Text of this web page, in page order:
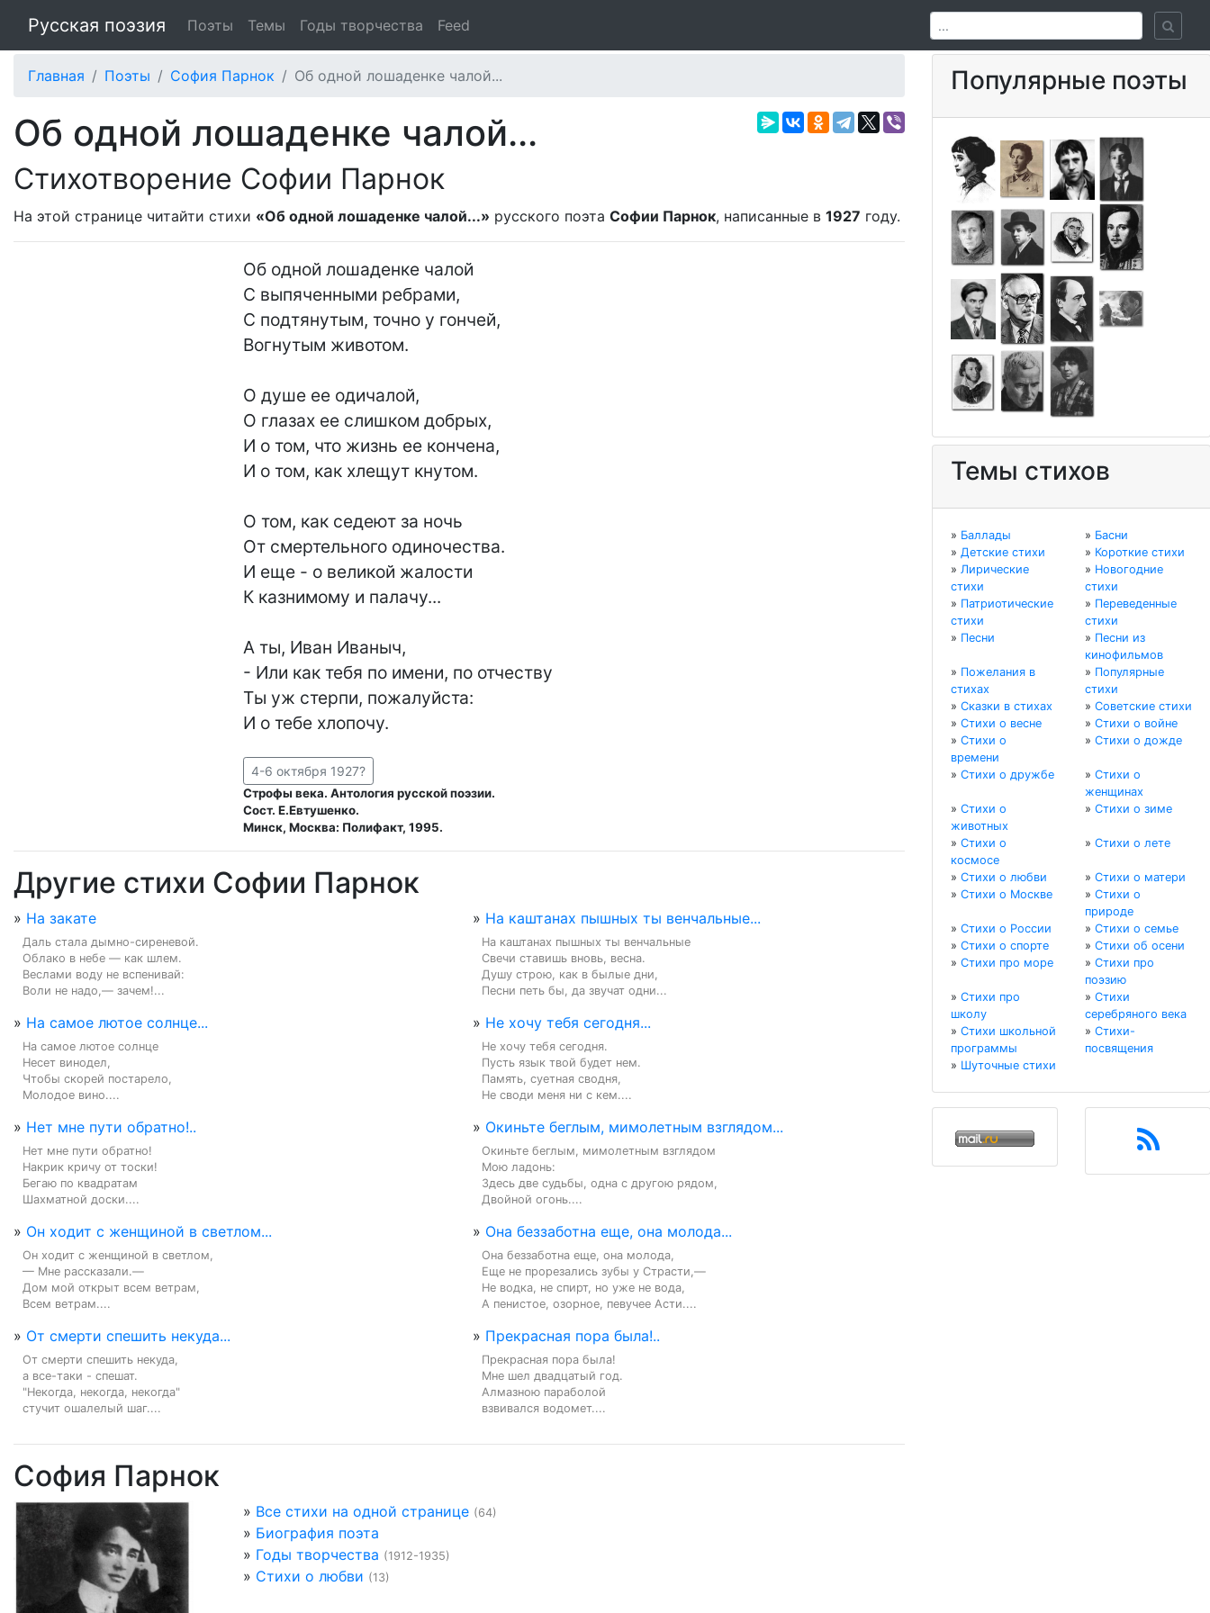
Русская поэзия Поэты Темы Годы творчества Feed
Главная Поэты София Парнок Об одной лошаденке чалой...
Об одной лошаденке чалой...
Стихотворение Софии Парнок
На этой странице читайти стихи «Об одной лошаденке чалой...» русского поэта Софии Парнок, написанные в 1927 году.
Об одной лошаденке чалой
С выпяченными ребрами,
С подтянутым, точно у гончей,
Вогнутым животом.
О душе ее одичалой,
О глазах ее слишком добрых,
И о том, что жизнь ее кончена,
И о том, как хлещут кнутом.
О том, как седеют за ночь
От смертельного одиночества.
И еще - о великой жалости
К казнимому и палачу...
А ты, Иван Иваныч,
- Или как тебя по имени, по отчеству
Ты уж стерпи, пожалуйста:
И о тебе хлопочу.
4-6 октября 1927?
Строфы века. Антология русской поэзии.
Сост. Е.Евтушенко.
Минск, Москва: Полифакт, 1995.
Другие стихи Софии Парнок
» На закате
Даль стала дымно-сиреневой.
Облако в небе — как шлем.
Веслами воду не вспенивай:
Воли не надо,— зачем!...
» На каштанах пышных ты венчальные...
На каштанах пышных ты венчальные
Свечи ставишь вновь, весна.
Душу строю, как в былые дни,
Песни петь бы, да звучат одни...
» На самое лютое солнце...
На самое лютое солнце
Несет винодел,
Чтобы скорей постарело,
Молодое вино....
» Не хочу тебя сегодня...
Не хочу тебя сегодня.
Пусть язык твой будет нем.
Память, суетная сводня,
Не своди меня ни с кем....
» Нет мне пути обратно!..
Нет мне пути обратно!
Накрик кричу от тоски!
Бегаю по квадратам
Шахматной доски....
» Окиньте беглым, мимолетным взглядом...
Окиньте беглым, мимолетным взглядом
Мою ладонь:
Здесь две судьбы, одна с другою рядом,
Двойной огонь....
» Он ходит с женщиной в светлом...
Он ходит с женщиной в светлом,
— Мне рассказали.—
Дом мой открыт всем ветрам,
Всем ветрам....
» Она беззаботна еще, она молода...
Она беззаботна еще, она молода,
Еще не прорезались зубы у Страсти,—
Не водка, не спирт, но уже не вода,
А пенистое, озорное, певучее Асти....
» От смерти спешить некуда...
От смерти спешить некуда,
а все-таки - спешат.
"Некогда, некогда, некогда"
стучит ошалелый шаг....
» Прекрасная пора была!..
Прекрасная пора была!
Мне шел двадцатый год.
Алмазною параболой
взвивался водомет....
София Парнок
» Все стихи на одной странице (64)
» Биография поэта
» Годы творчества (1912-1935)
» Стихи о любви (13)
Популярные поэты
Темы стихов
» Баллады » Басни
» Детские стихи » Короткие стихи
» Лирические
стихи
» Новогодние
стихи
» Патриотические
стихи
» Переведенные
стихи
» Песни » Песни из
кинофильмов
» Пожелания в
стихах
» Популярные
стихи
» Сказки в стихах » Советские стихи
» Стихи о весне » Стихи о войне
» Стихи о
времени
» Стихи о дожде
» Стихи о дружбе » Стихи о
женщинах
» Стихи о
животных
» Стихи о зиме
» Стихи о
космосе
» Стихи о лете
» Стихи о любви » Стихи о матери
» Стихи о Москве » Стихи о
природе
» Стихи о России » Стихи о семье
» Стихи о спорте » Стихи об осени
» Стихи про море » Стихи про
поэзию
» Стихи про
школу
» Стихи
серебряного века
» Стихи школьной
программы
» Стихи-
посвящения
» Шуточные стихи